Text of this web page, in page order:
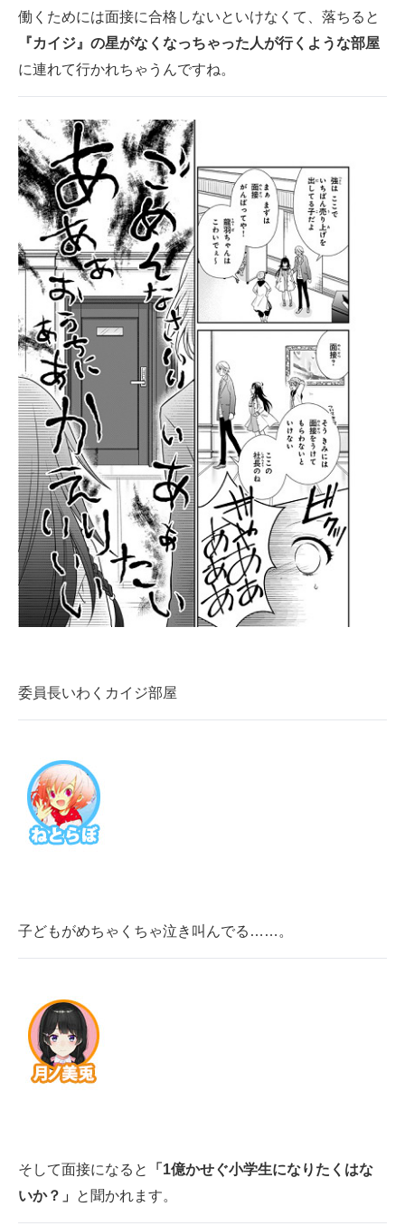
働くためには面接に合格しないといけなくて、落ちると
『カイジ』の星がなくなっちゃった人が行くような部屋
に連れて行かれちゃうんですね。
委員長いわくカイジ部屋
子どもがめちゃくちゃ泣き叫んでる……。
そして面接になると
「1億かせぐ小学生になりたくはな
いか？」
と聞かれます。